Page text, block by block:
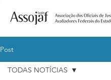
Post
TODAS NOTÍCIAS